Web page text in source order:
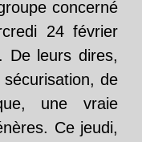
concerné
24 février
De leurs dires,
de
une vraie
Ce jeudi,